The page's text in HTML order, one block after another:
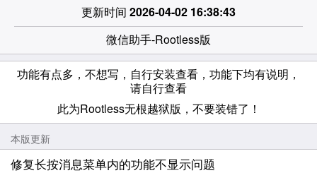
更新时间 2026-04-02 16:38:43
微信助手-Rootless版
功能有点多，不想写，自行安装查看，功能下均有说明，
请自行查看
此为Rootless无根越狱版，不要装错了！
本版更新
修复长按消息菜单内的功能不显示问题